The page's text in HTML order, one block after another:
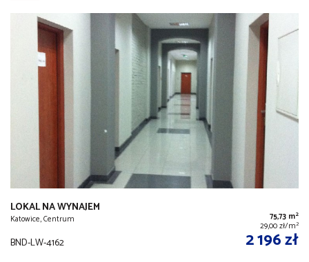
LOKAL NA WYNAJEM
Katowice, Centrum 75,73 m2
29,00 zł/m2
BND-LW-4162 2 196 zł